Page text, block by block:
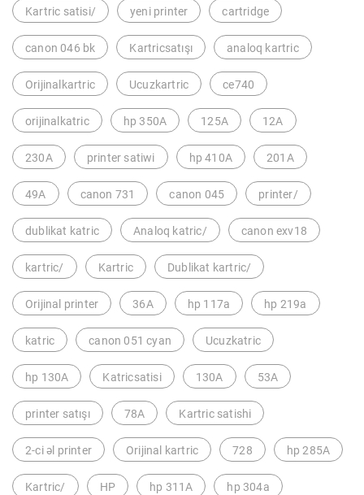
Kartric satisi/ yeni printer cartridge
canon 046 bk Kartricsatışı analoq kartric
Orijinalkartric Ucuzkartric ce740
orijinalkatric hp 350A 125A 12A
230A printer satiwi hp 410A 201A
49A canon 731 canon 045 printer/
dublikat katric Analoq katric/ canon exv18
kartric/ Kartric Dublikat kartric/
Orijinal printer 36A hp 117a hp 219a
katric canon 051 cyan Ucuzkatric
hp 130A Katricsatisi 130A 53A
printer satışı 78A Kartric satishi
2-ci əl printer Orijinal kartric 728 hp 285A
Kartric/ HP hp 311A hp 304a